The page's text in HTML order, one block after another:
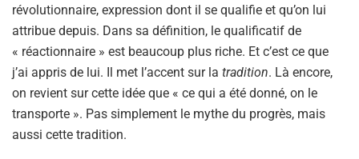
révolutionnaire, expression dont il se qualifie et qu’on lui
attribue depuis. Dans sa définition, le qualificatif de
« réactionnaire » est beaucoup plus riche. Et c’est ce que
j’ai appris de lui. Il met l’accent sur la tradition. Là encore,
on revient sur cette idée que « ce qui a été donné, on le
transporte ». Pas simplement le mythe du progrès, mais
aussi cette tradition.